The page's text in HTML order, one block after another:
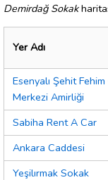
Demirdağ Sokak
Yer Adı
Esenyalı Şehit
Merkezi Amirliği
Sabiha Rent A Car
Ankara Caddesi
Yeşilırmak Sokak